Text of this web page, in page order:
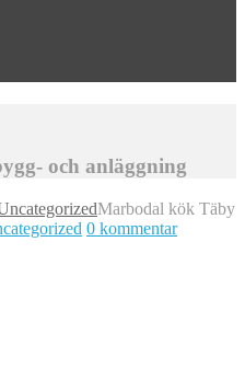
och anläggning
Marbodal kök Täby
0 kommentar